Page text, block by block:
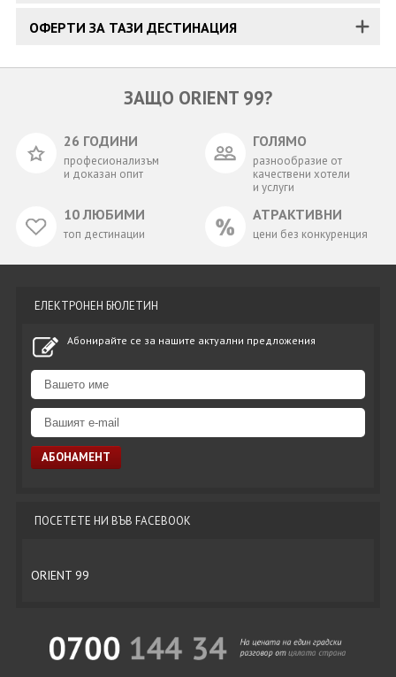
ОФЕРТИ ЗА ТАЗИ ДЕСТИНАЦИЯ
ЗАЩО ORIENT 99?
26 ГОДИНИ
професионализъм
и доказан опит
ГОЛЯМО
разнообразие от
качествени хотели
и услуги
10 ЛЮБИМИ
топ дестинации
АТРАКТИВНИ
цени без конкуренция
ЕЛЕКТРОНЕН БЮЛЕТИН
Абонирайте се за нашите актуални предложения
ПОСЕТЕТЕ НИ ВЪВ FACEBOOK
ORIENT 99